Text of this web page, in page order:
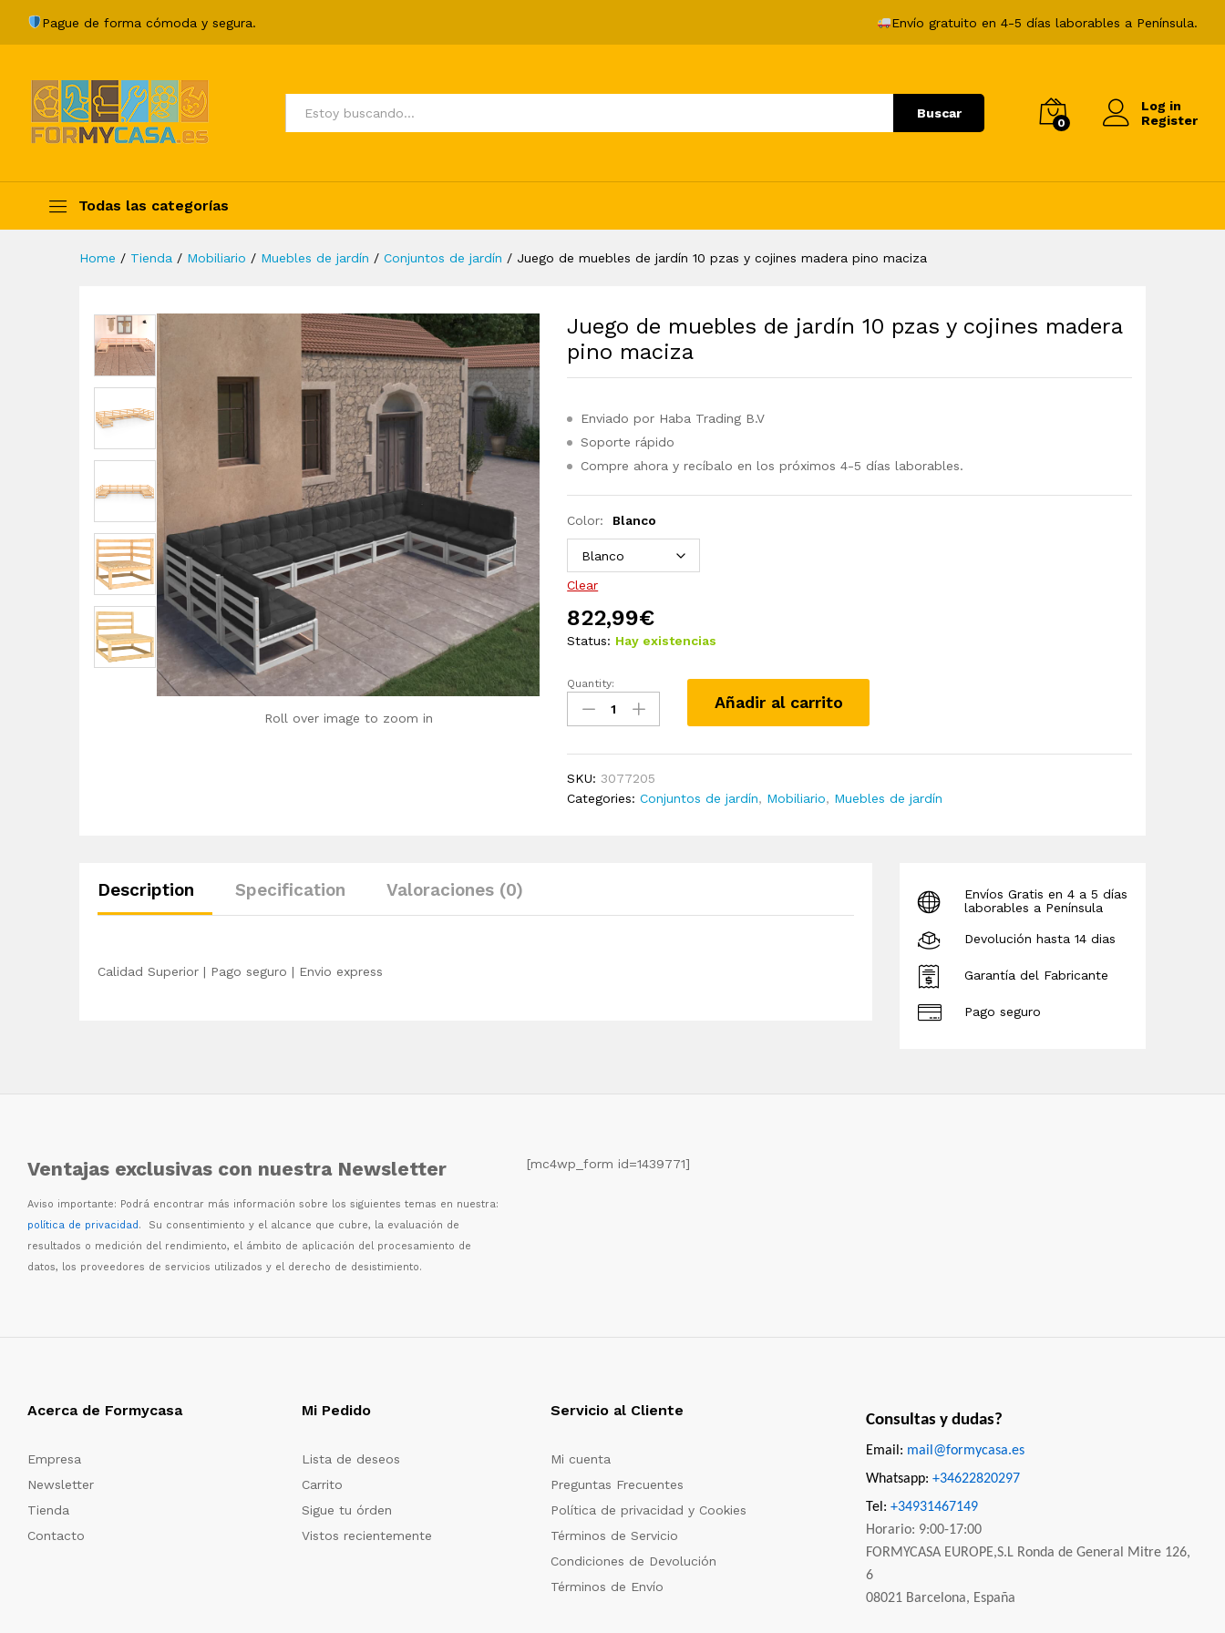
Pague de forma cómoda y segura. Envío gratuito en 4-5 días laborables a Península.
Todos Buscar
0
Log in
Register
Todas las categorías
y animales
Home / Tienda / Mobiliario / Muebles de jardín / Conjuntos de jardín / Juego de muebles de jardín 10 pzas y cojines madera pino maciza
Roll over image to zoom in
Juego de muebles de jardín 10 pzas y cojines madera
pino maciza
Enviado por Haba Trading B.V
Soporte rápido
Compre ahora y recíbalo en los próximos 4-5 días laborables.
Color: Blanco
Clear
822,99€
Status: Hay existencias
Juego
muebles
10
pzas
Quantity:
Añadir al carrito
SKU:3077205
Categories:Conjuntos de jardín, Mobiliario, Muebles de jardín
Description Specification Valoraciones (0)
Calidad Superior | Pago seguro | Envio express
Envíos Gratis en 4 a 5 días
laborables a Península
Devolución hasta 14 dias
Garantía del Fabricante
Pago seguro
Ventajas exclusivas con nuestra Newsletter
Aviso importante: Podrá encontrar más información sobre los siguientes temas en nuestra:
política de privacidad. Su consentimiento y el alcance que cubre, la evaluación de
resultados o medición del rendimiento, el ámbito de aplicación del procesamiento de
datos, los proveedores de servicios utilizados y el derecho de desistimiento.
[mc4wp_form id=1439771]
Acerca de Formycasa
Empresa
Newsletter
Tienda
Contacto
Mi Pedido
Lista de deseos
Carrito
Sigue tu órden
Vistos recientemente
Servicio al Cliente
Mi cuenta
Preguntas Frecuentes
Política de privacidad y Cookies
Términos de Servicio
Condiciones de Devolución
Términos de Envío
Consultas y dudas?
Email: mail@formycasa.es
Whatsapp: +34622820297
Tel: +34931467149
Horario: 9:00-17:00
FORMYCASA EUROPE,S.L Ronda de General Mitre 126,
6
08021 Barcelona, España
Description Specification
590,99€ Añadir al carrito